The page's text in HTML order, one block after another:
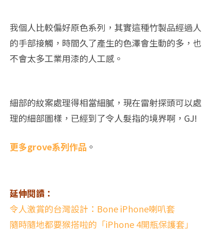
我個人比較偏好原色系列，其實這種竹製品經過人
的手部接觸，時間久了產生的色澤會生動的多，也
不會太多工業用漆的人工感。
細部的紋案處理得相當細膩，現在雷射探頭可以處
理的細部圖樣，已經到了令人髮指的境界啊，GJ!
更多grove系列作品 。
延伸閱讀：
令人激賞的台灣設計：Bone iPhone喇叭套
隨時隨地都要猴搭啦的「iPhone 4開瓶保護套」